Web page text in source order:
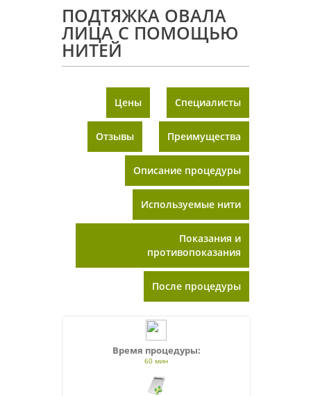
ПОДТЯЖКА ОВАЛА
ЛИЦА С ПОМОЩЬЮ
НИТЕЙ
Цены Специалисты
Отзывы Преимущества
Описание процедуры
Используемые нити
Показания и
противопоказания
После процедуры
Время процедуры:
60 мин